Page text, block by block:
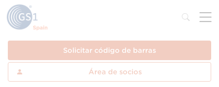
Solicitar código de barras
Área de socios